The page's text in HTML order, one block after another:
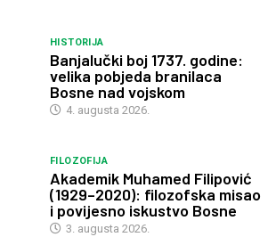
HISTORIJA
Banjalučki boj 1737. godine:
velika pobjeda branilaca
Bosne nad vojskom
4. augusta 2026.
FILOZOFIJA
Akademik Muhamed Filipović
(1929–2020): filozofska misao
i povijesno iskustvo Bosne
3. augusta 2026.